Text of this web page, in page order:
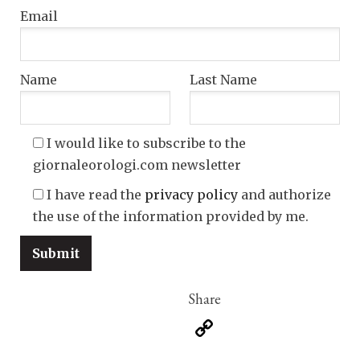
Email
Name Last Name
I would like to subscribe to the
giornaleorologi.com newsletter
I have read the privacy policy and authorize
the use of the information provided by me.